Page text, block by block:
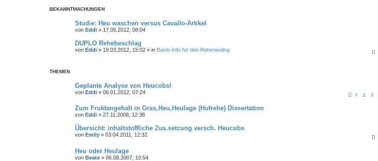
BEKANNTMACHUNGEN
Studie: Heu waschen versus Cavallo-Artikel
von Eddi » 17.05.2012, 08:04
DUPLO Rehebeschlag
von Eddi » 19.03.2012, 15:02 » in Basis-Info für den Reheneuling
THEMEN
Geplante Analyse von Heucobs!
von Eddi » 06.01.2012, 07:24 1 2 3
Zum Fruktangehalt in Gras,Heu,Heulage (Hufrehe) Dissertation
von Eddi » 27.11.2008, 12:38
Übersicht: inhaltstoffliche Zus.setzung versch. Heucobs
von Emily » 03.04.2011, 12:32
Heu oder Heulage
von Beate » 06.08.2007, 10:54